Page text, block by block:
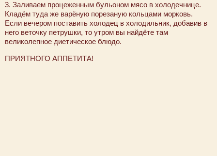
3. Заливаем процеженным бульоном мясо в холодечнице.
Кладём туда же варёную порезаную кольцами морковь.
Если вечером поставить холодец в холодильник, добавив в
него веточку петрушки, то утром вы найдёте там
великолепное диетическое блюдо.
ПРИЯТНОГО АППЕТИТА!